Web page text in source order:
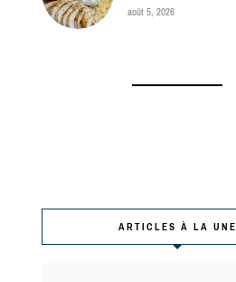
août 5, 2026
ARTICLES À LA UNE